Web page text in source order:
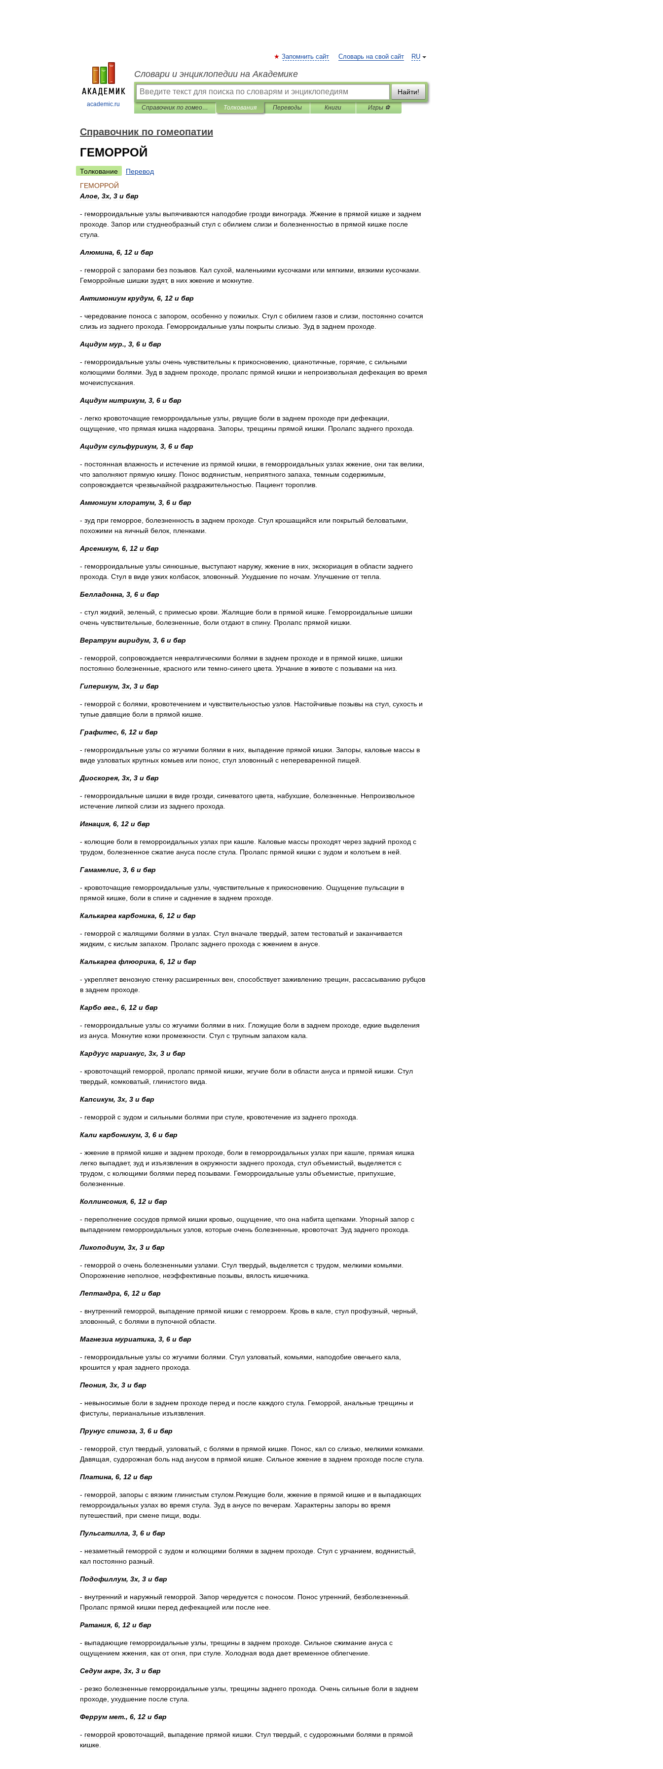
academic.ru
RU
Запомнить сайт Словарь на свой сайт
Словари и энциклопедии на Академике
Найти!
Справочник по гомеопатии Толкования Переводы Книги Игры ⚽
Справочник по гомеопатии
ГЕМОРРОЙ
Толкование
Перевод
ГЕМОРРОЙ
Алое, 3х, 3 и бвр
- геморроидальные узлы выпячиваются наподобие грозди винограда Жжение в прямой кишке и заднем
проходе 3апор или студнеобразный стул с обилием слизи и болезненностью в прямой кишке после
стула
Алюмина, 6, 12 и бвр
- геморрой с запорами без позывов Кал сухой маленькими кусочками или мягкими вязкими кусочками
Геморройные шишки зудят, в них жжение и мокнутие
Антимониум крудум, 6, 12 и бвр
- чередование поноса с запором особенно у пожилых Стул с обилием газов и слизи постоянно сочится
слизь из заднего прохода Геморроидальные узлы покрыты слизью Зуд в заднем проходе
Ацидум мур., 3, 6 и бвр
- геморроидальные узлы очень чувствительны к прикосновению цианотичные горячие с сильными
колющими болями Зуд в заднем проходе пролапс прямой кишки и непроизвольная дефекация во время
мочеиспускания
Ацидум нитрикум, 3, 6 и бвр
- легко кровоточащие геморроидальные узлы рвущие боли в заднем проходе при дефекации
ощущение что прямая кишка надорвана Запоры трещины прямой кишки Пролапс заднего прохода
Ацидум сульфурикум, 3, 6 и бвр
- постоянная влажность и истечение из прямой кишки в геморроидальных узлах жжение они так велики
что заполняют прямую кишку. Понос водянистым неприятного запаха темным содержимым
сопровождается чрезвычайной раздражительностью Пациент тороплив
Аммониум хлоратум, 3, 6 и бвр
- зуд при геморрое болезненность в заднем проходе Стул крошащийся или покрытый беловатыми
похожими на яичный белок пленками
Арсеникум, 6, 12 и бвр
- геморроидальные узлы синюшные выступают наружу, жжение в них экскориация в области заднего
прохода Стул в виде узких колбасок зловонный Ухудшение по ночам Улучшение от тепла
Белладонна, 3, 6 и бвр
- стул жидкий зеленый с примесью крови Жалящие боли в прямой кишке Геморроидальные шишки
очень чувствительные болезненные боли отдают в спину. Пролапс прямой кишки
Вератрум виридум, 3, 6 и бвр
- геморрой сопровождается невралгическими болями в заднем проходе и в прямой кишке шишки
постоянно болезненные красного или темно-синего цвета Урчание в животе с позывами на низ
Гиперикум, 3х, 3 и бвр
- геморрой с болями кровотечением и чувствительностью узлов Настойчивые позывы на стул сухость и
тупые давящие боли в прямой кишке
Графитес, 6, 12 и бвр
- геморроидальные узлы со жгучими болями в них выпадение прямой кишки Запоры каловые массы в
виде узловатых крупных комьев или понос стул зловонный с непереваренной пищей
Диоскорея, 3х, 3 и бвр
- геморроидальные шишки в виде грозди синеватого цвета набухшие болезненные Непроизвольное
истечение липкой слизи из заднего прохода
Игнация, 6, 12 и бвр
- колющие боли в геморроидальных узлах при кашле Каловые массы проходят через задний проход с
трудом болезненное сжатие ануса после стула Пролапс прямой кишки с зудом и колотьем в ней
Гамамелис, 3, 6 и бвр
- кровоточащие геморроидальные узлы чувствительные к прикосновению Ощущение пульсации в
прямой кишке боли в спине и саднение в заднем проходе
Калькареа карбоника, 6, 12 и бвр
- геморрой с жалящими болями в узлах Стул вначале твердый затем тестоватый и заканчивается
жидким с кислым запахом Пролапс заднего прохода с жжением в анусе
Калькареа флюорика, 6, 12 и бвр
- укрепляет венозную стенку расширенных вен способствует заживлению трещин рассасыванию рубцов
в заднем проходе
Карбо вег., 6, 12 и бвр
- геморроидальные узлы со жгучими болями в них Гложущие боли в заднем проходе едкие выделения
из ануса Мокнутие кожи промежности Стул с трупным запахом кала
Кардуус марианус, 3х, 3 и бвр
- кровоточащий геморрой пролапс прямой кишки жгучие боли в области ануса и прямой кишки Стул
твердый
комковатый глинистого вида
Капсикум, 3х, 3 и бвр
- геморрой с зудом и сильными болями при стуле кровотечение из заднего прохода
Кали карбоникум, 3, 6 и бвр
- жжение в прямой кишке и заднем проходе боли в геморроидальных узлах при кашле прямая кишка
легко выпадает, зуд и изъязвления в окружности заднего прохода стул объемистый выделяется с
трудом с колющими болями перед позывами Геморроидальные узлы объемистые припухшие
болезненные
Коллинсония, 6, 12 и бвр
- переполнение сосудов прямой кишки кровью ощущение что она набита щепками Упорный запор с
выпадением геморроидальных узлов которые очень болезненные кровоточат. Зуд заднего прохода
Ликоподиум, 3х, 3 и бвр
- геморрой о очень болезненными узлами Стул твердый выделяется с трудом мелкими комьями
Опорожнение неполное неэффективные позывы вялость кишечника
Лептандра, 6, 12 и бвр
- внутренний геморрой выпадение прямой кишки с геморроем Кровь в кале стул профузный черный
зловонный с болями в пупочной области
Магнезиа муриатика, 3, 6 и бвр
- геморроидальные узлы со жгучими болями Стул узловатый комьями наподобие овечьего кала
крошится у края заднего прохода
Пеония, 3х, 3 и бвр
- невыносимые боли в заднем проходе перед и после каждого стула Геморрой анальные трещины и
фистулы перианальные изъязвления
Прунус спиноза, 3, 6 и бвр
- геморрой стул твердый узловатый с болями в прямой кишке Понос кал со слизью мелкими комками
Давящая судорожная боль над анусом в прямой кишке Сильное жжение в заднем проходе после стула
Платина, 6, 12 и бвр
- геморрой запоры с вязким глинистым стулом Режущие боли жжение в прямой кишке и в выпадающих
геморроидальных узлах во время стула Зуд в анусе по вечерам Характерны запоры во время
путешествий
при смене пищи воды
Пульсатилла, 3, 6 и бвр
- незаметный геморрой с зудом и колющими болями в заднем проходе Стул с урчанием водянистый
кал постоянно разный
Подофиллум, 3х, 3 и бвр
- внутренний и наружный геморрой Запор чередуется с поносом Понос утренний безболезненный
Пролапс прямой кишки перед дефекацией или после нее
Ратания, 6, 12 и бвр
- выпадающие геморроидальные узлы трещины в заднем проходе Сильное сжимание ануса с
ощущением жжения как от огня при стуле Холодная вода дает временное облегчение
Седум акре, 3х, 3 и бвр
- резко болезненные геморроидальные узлы трещины заднего прохода Очень сильные боли в заднем
проходе ухудшение после стула
Феррум мет., 6, 12 и бвр
- геморрой кровоточащий выпадение прямой кишки Стул твердый с судорожными болями в прямой
кишке